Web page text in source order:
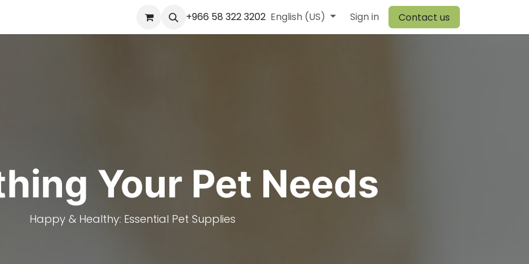
Appointment Jobs Contact us Our Team Browiner Comen Warehouse
+966 58 322 3202 English (US) Sign in Contact us
Your Pet Needs
Happy & Healthy: Essential Pet Supplies